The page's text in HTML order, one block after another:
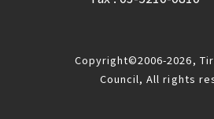
Copyright©2006-2026,
Council, All rights